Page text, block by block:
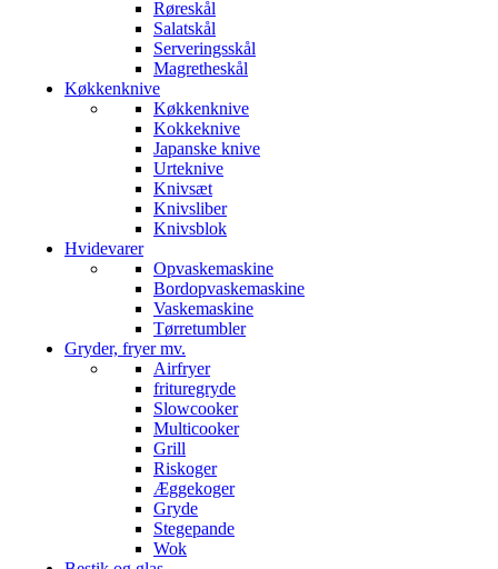
Røreskål
Salatskål
Serveringsskål
Magretheskål
Køkkenknive
Køkkenknive
Kokkeknive
Japanske knive
Urteknive
Knivsæt
Knivsliber
Knivsblok
Hvidevarer
Opvaskemaskine
Bordopvaskemaskine
Vaskemaskine
Tørretumbler
Gryder, fryer mv.
Airfryer
frituregryde
Slowcooker
Multicooker
Grill
Riskoger
Æggekoger
Gryde
Stegepande
Wok